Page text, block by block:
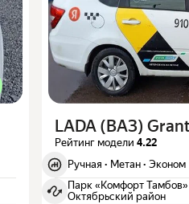
LADA (ВАЗ)
Рейтинг модели 4.22
Ручная · Метан · Эконом
Парк «Комфорт Тамбов»
Октябрьский район